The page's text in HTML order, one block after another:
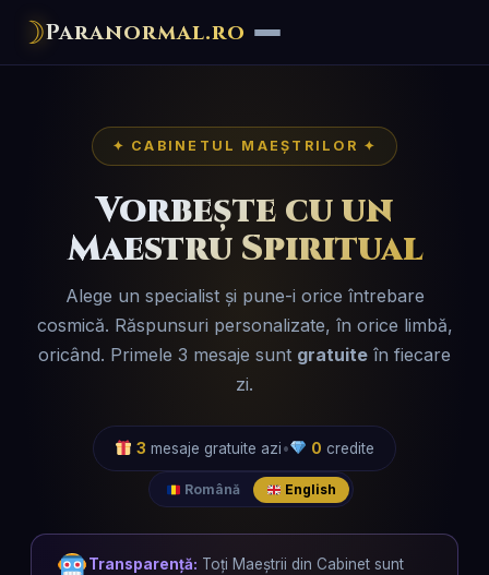
☽Paranormal.ro
✦ CABINETUL MAEȘTRILOR ✦
Vorbește cu un
Maestru Spiritual
Alege un specialist și pune-i orice întrebare
cosmică. Răspunsuri personalizate, în orice limbă,
oricând. Primele 3 mesaje sunt gratuite în fiecare
zi.
3 mesaje gratuite azi• 0 credite
Română English
Transparență: Toți Maeștrii din Cabinet sunt